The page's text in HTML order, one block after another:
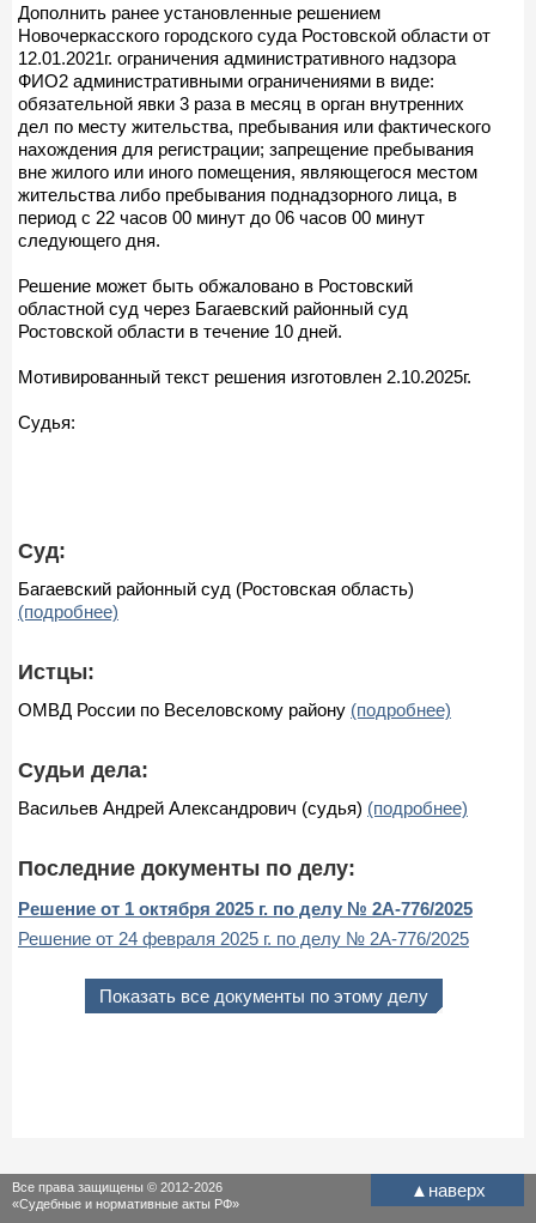
Дополнить ранее установленные решением
Новочеркасского городского суда Ростовской области от
12.01.2021г. ограничения административного надзора
ФИО2 административными ограничениями в виде:
обязательной явки 3 раза в месяц в орган внутренних
дел по месту жительства, пребывания или фактического
нахождения для регистрации; запрещение пребывания
вне жилого или иного помещения, являющегося местом
жительства либо пребывания поднадзорного лица, в
период с 22 часов 00 минут до 06 часов 00 минут
следующего дня.
Решение может быть обжаловано в Ростовский
областной суд через Багаевский районный суд
Ростовской области в течение 10 дней.
Мотивированный текст решения изготовлен 2.10.2025г.
Судья:
Суд:
Багаевский районный суд (Ростовская область)
(подробнее)
Истцы:
ОМВД России по Веселовскому району (подробнее)
Судьи дела:
Васильев Андрей Александрович (судья) (подробнее)
Последние документы по делу:
Решение от 1 октября 2025 г. по делу № 2А-776/2025
Решение от 24 февраля 2025 г. по делу № 2А-776/2025
Показать все документы по этому делу
▲ наверх
Все права защищены © 2012-2026
«Судебные и нормативные акты РФ»